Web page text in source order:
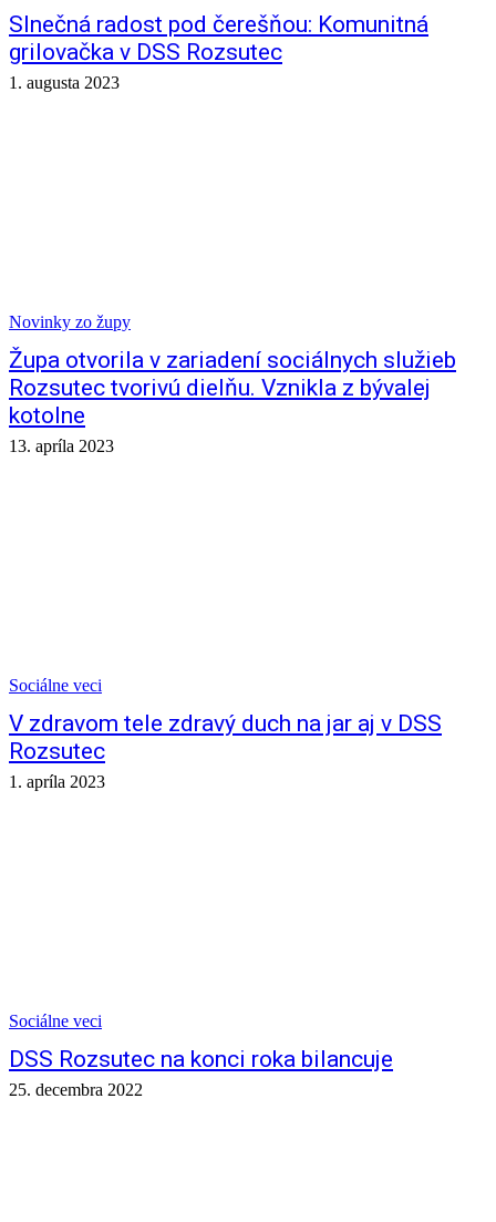
Slnečná radost pod čerešňou: Komunitná
grilovačka v DSS Rozsutec
1. augusta 2023
Novinky zo župy
Župa otvorila v zariadení sociálnych služieb
Rozsutec tvorivú dielňu. Vznikla z bývalej
kotolne
13. apríla 2023
Sociálne veci
V zdravom tele zdravý duch na jar aj v DSS
Rozsutec
1. apríla 2023
Sociálne veci
DSS Rozsutec na konci roka bilancuje
25. decembra 2022